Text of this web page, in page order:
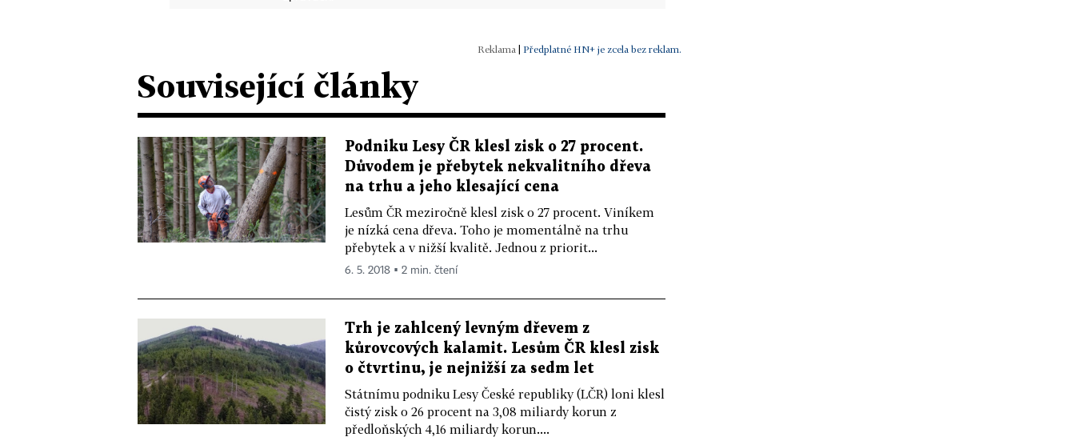
| Předplatné HN+ je zcela bez reklam.
Související články
Podniku Lesy ČR klesl zisk o 27 procent.
Důvodem je přebytek nekvalitního dřeva
na trhu a jeho klesající cena
Lesům ČR meziročně klesl zisk o 27 procent. Viníkem
je nízká cena dřeva. Toho je momentálně na trhu
přebytek a v nižší kvalitě. Jednou z priorit...
6. 5. 2018 ▪ 2 min. čtení
Trh je zahlcený levným dřevem z
kůrovcových kalamit. Lesům ČR klesl zisk
o čtvrtinu, je nejnižší za sedm let
Státnímu podniku Lesy České republiky (LČR) loni klesl
čistý zisk o 26 procent na 3,08 miliardy korun z
předloňských 4,16 miliardy korun....